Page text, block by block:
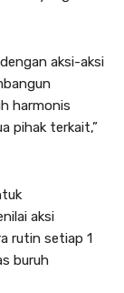
aksi-aksi
harmonis
pihak terkait,”
aksi
rutin setiap 1
buruh